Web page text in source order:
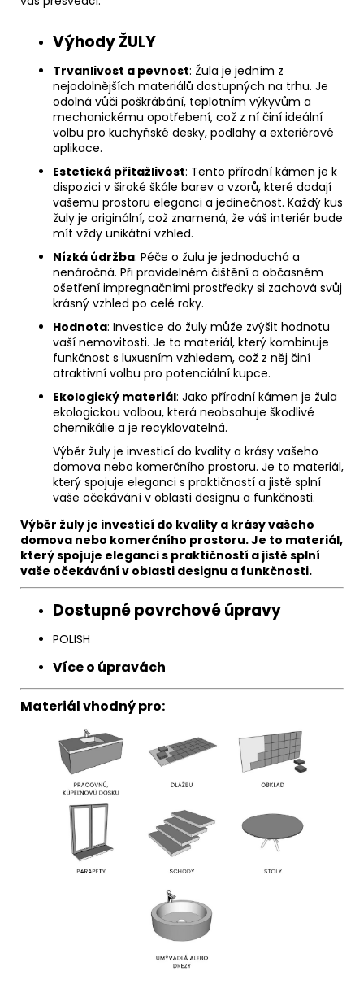
Výhody ŽULY
Trvanlivost a pevnost: Žula je jedním z
nejodolnějších materiálů dostupných na trhu. Je
odolná vůči poškrábání, teplotním výkyvům a
mechanickému opotřebení, což z ní činí ideální
volbu pro kuchyňské desky, podlahy a exteriérové
aplikace.
Estetická přitažlivost: Tento přírodní kámen je k
dispozici v široké škále barev a vzorů, které dodají
vašemu prostoru eleganci a jedinečnost. Každý kus
žuly je originální, což znamená, že váš interiér bude
mít vždy unikátní vzhled.
Nízká údržba: Péče o žulu je jednoduchá a
nenáročná. Při pravidelném čištění a občasném
ošetření impregnačními prostředky si zachová svůj
krásný vzhled po celé roky.
Hodnota: Investice do žuly může zvýšit hodnotu
vaší nemovitosti. Je to materiál, který kombinuje
funkčnost s luxusním vzhledem, což z něj činí
atraktivní volbu pro potenciální kupce.
Ekologický materiál: Jako přírodní kámen je žula
ekologickou volbou, která neobsahuje škodlivé
chemikálie a je recyklovatelná.
Výběr žuly je investicí do kvality a krásy vašeho
domova nebo komerčního prostoru. Je to materiál,
který spojuje eleganci s praktičností a jistě splní
vaše očekávání v oblasti designu a funkčnosti.
Výběr žuly je investicí do kvality a krásy vašeho
domova nebo komerčního prostoru. Je to materiál,
který spojuje eleganci s praktičností a jistě splní
vaše očekávání v oblasti designu a funkčnosti.
Dostupné povrchové úpravy
POLISH
Více o úpravách
Materiál vhodný pro: